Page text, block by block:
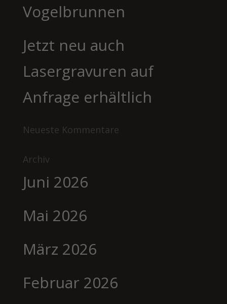
Vogelbrunnen
Jetzt neu auch
Lasergravuren auf
Anfrage erhältlich
Neueste Kommentare
Archiv
Juni 2026
Mai 2026
März 2026
Februar 2026